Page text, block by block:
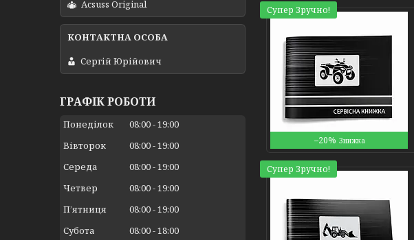
Супер Зручно!
–20%
Супер Зручно!
Acsuss Original
Сергій Юрійович
ГРАФІК РОБОТИ
Понеділок 08:00 19:00
Вівторок
08:00 19:00
Середа
08:00 19:00
Четвер
08:00 19:00
Пʼятниця
08:00 19:00
Субота
08:00 18:00